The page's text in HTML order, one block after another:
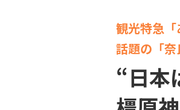
観光特急
話題の「奈
“日本